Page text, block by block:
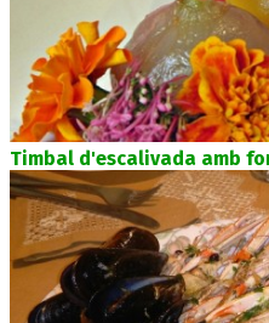
Timbal d'escalivada amb